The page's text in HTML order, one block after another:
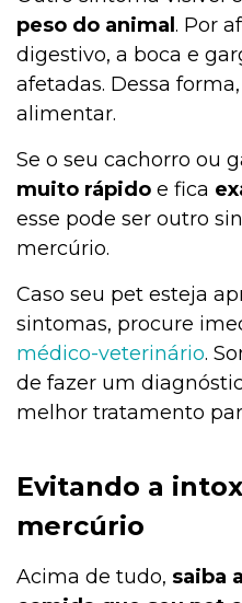
peso do animal . Por
digestivo, a boca e
afetadas. Dessa
alimentar.
Se o seu cachorro ou
muito rápido e fica
esse pode ser outro
mercúrio.
Caso seu pet esteja
sintomas, procure
médico-veterinário.
de fazer um
melhor tratamento
Evitando a
mercúrio
Acima de tudo, saiba